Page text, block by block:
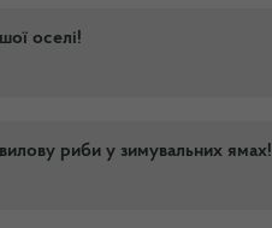
оселі!
риби у зимувальних ямах!